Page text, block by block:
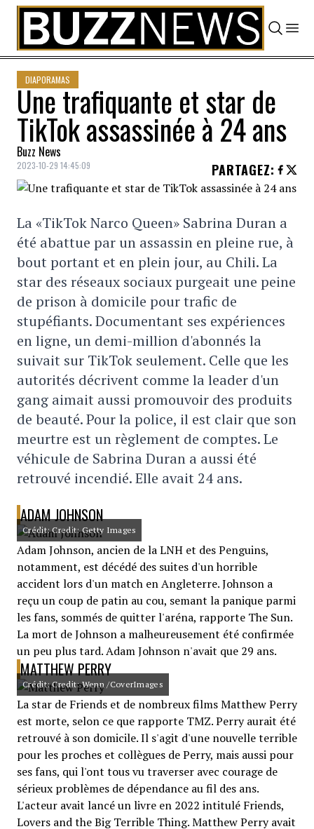
Skip to content
DIAPORAMAS
Une trafiquante et star de
TikTok assassinée à 24 ans
Buzz News
2023-10-29 14:45:09 PARTAGEZ:
La «TikTok Narco Queen» Sabrina Duran a
été abattue par un assassin en pleine rue, à
bout portant et en plein jour, au Chili. La
star des réseaux sociaux purgeait une peine
de prison à domicile pour trafic de
stupéfiants. Documentant ses expériences
en ligne, un demi-million d'abonnés la
suivait sur TikTok seulement. Celle que les
autorités décrivent comme la leader d'un
gang aimait aussi promouvoir des produits
de beauté. Pour la police, il est clair que son
meurtre est un règlement de comptes. Le
véhicule de Sabrina Duran a aussi été
retrouvé incendié. Elle avait 24 ans.
ADAM JOHNSON
Crédit: Credit: Getty Images
Adam Johnson, ancien de la LNH et des Penguins,
notamment, est décédé des suites d'un horrible
accident lors d'un match en Angleterre. Johnson a
reçu un coup de patin au cou, semant la panique parmi
les fans, sommés de quitter l'aréna, rapporte The Sun.
La mort de Johnson a malheureusement été confirmée
un peu plus tard. Adam Johnson n'avait que 29 ans.
MATTHEW PERRY
Crédit: Credit: Wenn /CoverImages
La star de Friends et de nombreux films Matthew Perry
est morte, selon ce que rapporte TMZ. Perry aurait été
retrouvé à son domicile. Il s'agit d'une nouvelle terrible
pour les proches et collègues de Perry, mais aussi pour
ses fans, qui l'ont tous vu traverser avec courage de
sérieux problèmes de dépendance au fil des ans.
L'acteur avait lancé un livre en 2022 intitulé Friends,
Lovers and the Big Terrible Thing. Matthew Perry avait